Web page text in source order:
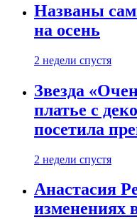
Названы
на осень
2 недели спустя
Звезда
платье с
посетила
2 недели спустя
Анастасия
изменениях